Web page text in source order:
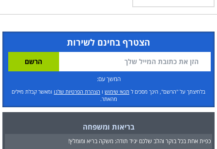
הצטרף בחינם לשירות
המשך עם:
בלחיצתך על "הרשם", הינך מסכים ל תנאי שימוש ו הצהרת הפרטיות שלנו ומאשר קבלת מיילים
מהאתר.
בריאות ומשפחה
כפית אחת בכל בוקר והלב שלכם יגיד תודה: משקה בריא ומומלץ!